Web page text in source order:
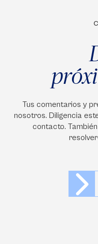
Tus comentarios y
nosotros. Diligencia
contacto.